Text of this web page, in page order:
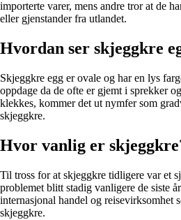
importerte varer, mens andre tror at de
eller gjenstander fra utlandet.
Hvordan ser skjeggkre
Skjeggkre egg er ovale og har en lys
oppdage da de ofte er gjemt i sprekker
klekkes, kommer det ut nymfer som
skjeggkre.
Hvor vanlig er
Til tross for at skjeggkre tidligere var et
problemet blitt stadig vanligere de siste
internasjonal handel og reisevirksomhet
skjeggkre.